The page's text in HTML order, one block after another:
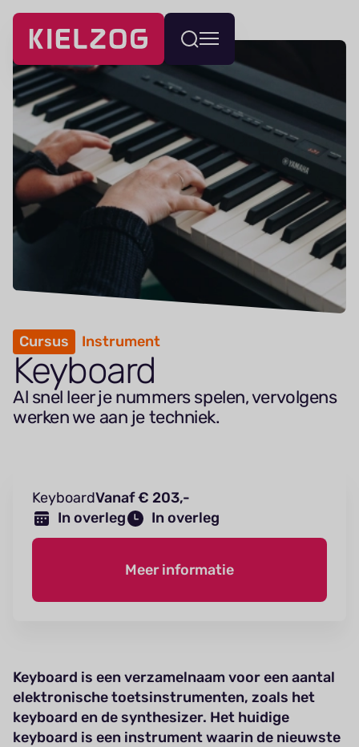
Navigatie
overslaan
Wissel
menu
Cursus Instrument
Keyboard
Al snel leer je nummers spelen, vervolgens
werken we aan je techniek.
KeyboardVanaf € 203,-
In overleg
In overleg
Meer informatie
Keyboard is een verzamelnaam voor een aantal
elektronische toetsinstrumenten, zoals het
keyboard en de synthesizer. Het huidige
keyboard is een instrument waarin de nieuwste